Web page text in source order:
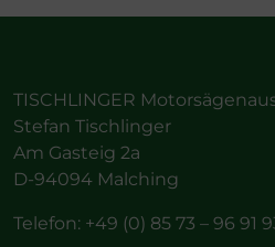
TISCHLINGER
Stefan Tischlinger
Am Gasteig 2a
D-94094 Malching
Telefon: +49 (0) 85 73 – 96 91